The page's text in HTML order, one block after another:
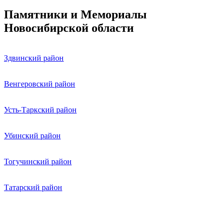
Памятники и Мемориалы
Новосибирской области
Здвинский район
Венгеровский район
Усть-Таркский район
Убинский район
Тогучинский район
Татарский район